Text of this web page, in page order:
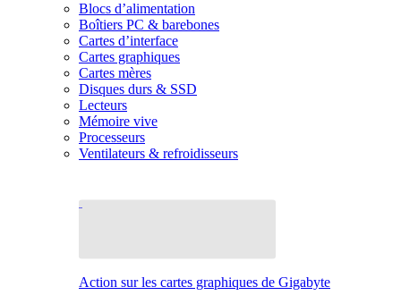
Blocs d’alimentation
Boîtiers PC & barebones
Cartes d’interface
Cartes graphiques
Cartes mères
Disques durs & SSD
Lecteurs
Mémoire vive
Processeurs
Ventilateurs & refroidisseurs
Action sur les cartes graphiques de Gigabyte